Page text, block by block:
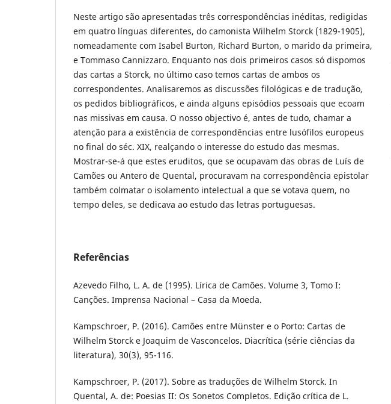
Neste artigo são apresentadas três correspondências inéditas, redigidas
em quatro línguas diferentes, do camonista Wilhelm Storck (1829-1905),
nomeadamente com Isabel Burton, Richard Burton, o marido da primeira,
e Tommaso Cannizzaro. Enquanto nos dois primeiros casos só dispomos
das cartas a Storck, no último caso temos cartas de ambos os
correspondentes. Analisaremos as discussões filológicas e de tradução,
os pedidos bibliográficos, e ainda alguns episódios pessoais que ecoam
nas missivas em causa. O nosso objectivo é, antes de tudo, chamar a
atenção para a existência de correspondências entre lusófilos europeus
no final do séc. XIX, realçando o interesse do estudo das mesmas.
Mostrar-se-á que estes eruditos, que se ocupavam das obras de Luís de
Camões ou Antero de Quental, procuravam na correspondência epistolar
também colmatar o isolamento intelectual a que se votava quem, no
tempo deles, se dedicava ao estudo das letras portuguesas.
Referências
Azevedo Filho, L. A. de (1995). Lírica de Camões. Volume 3, Tomo I:
Canções. Imprensa Nacional – Casa da Moeda.
Kampschroer, P. (2016). Camões entre Münster e o Porto: Cartas de
Wilhelm Storck e Joaquim de Vasconcelos. Diacrítica (série ciências da
literatura), 30(3), 95-116.
Kampschroer, P. (2017). Sobre as traduções de Wilhelm Storck. In
Quental, A. de: Poesias II: Os Sonetos Completos. Edição crítica de L.